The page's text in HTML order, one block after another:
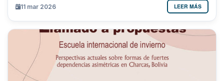
11 mar 2026 LEER MÁS